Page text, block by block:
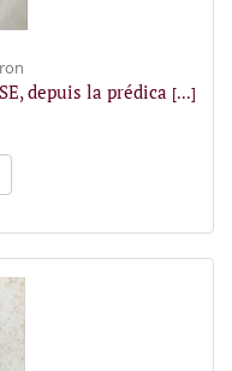
depuis la prédica [...]